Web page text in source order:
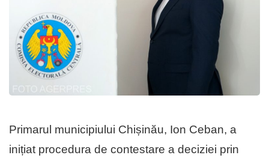
Primarul municipiului Chișinău, Ion Ceban, a
inițiat procedura de contestare a deciziei prin